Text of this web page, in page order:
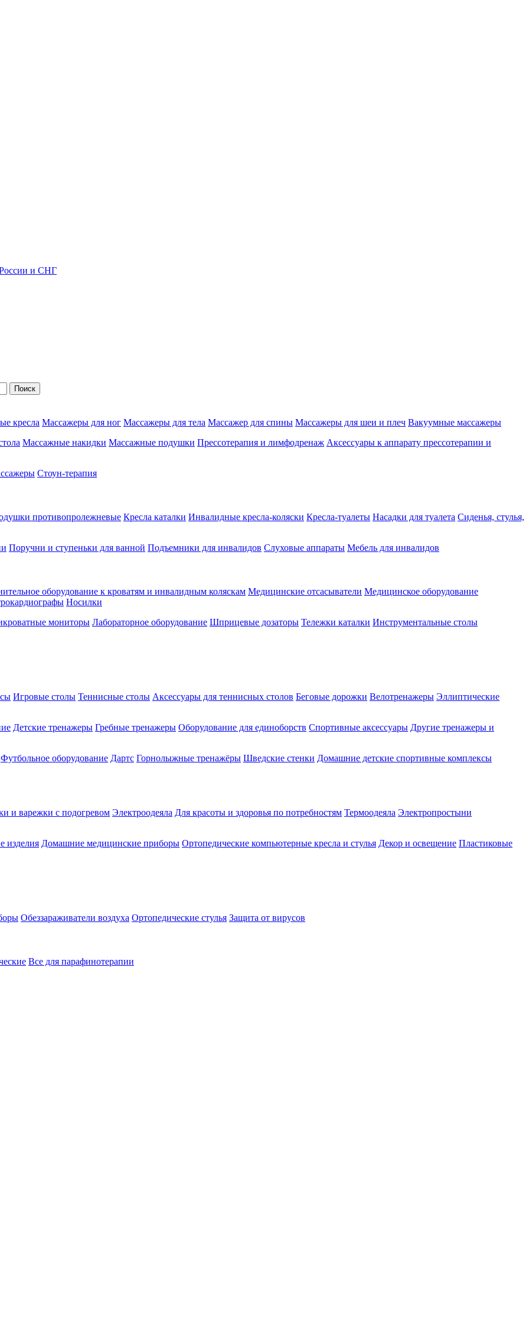
России и СНГ
кресла Массажеры для ног Массажеры для тела Массажер для спины Массажеры для шеи и плеч Вакуумные массажеры
Массажные накидки Массажные подушки Прессотерапия и лимфодренаж Аксессуары к аппарату прессотерапии и
Стоун-терапия
противопролежневые Кресла каталки Инвалидные кресла-коляски Кресла-туалеты Насадки для туалета Сиденья, стулья,
Поручни и ступеньки для ванной Подъемники для инвалидов Слуховые аппараты Мебель для инвалидов
оборудование к кроватям и инвалидным коляскам Медицинские отсасыватели Медицинское оборудование
Носилки
мониторы Лабораторное оборудование Шприцевые дозаторы Тележки каталки Инструментальные столы
Игровые столы Теннисные столы Аксессуары для теннисных столов Беговые дорожки Велотренажеры Эллиптические
Детские тренажеры Гребные тренажеры Оборудование для единоборств Спортивные аксессуары Другие тренажеры и
Футбольное оборудование Дартс Горнолыжные тренажёры Шведские стенки Домашние детские спортивные комплексы
и варежки с подогревом Электроодеяла Для красоты и здоровья по потребностям Термоодеяла Электропростыни
изделия Домашние медицинские приборы Ортопедические компьютерные кресла и стулья Декор и освещение Пластиковые
Обеззараживатели воздуха Ортопедические стулья Защита от вирусов
Все для парафинотерапии
Поиск